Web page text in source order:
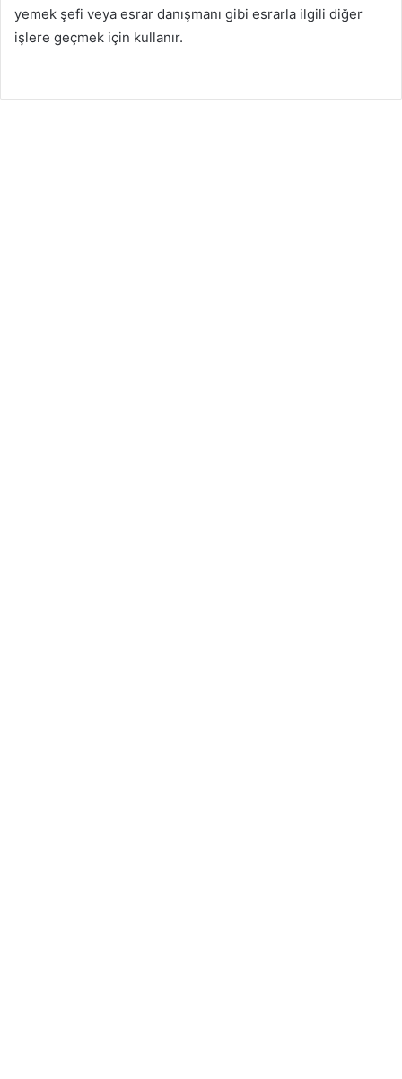
yemek şefi veya esrar danışmanı gibi esrarla ilgili diğer
işlere geçmek için kullanır.